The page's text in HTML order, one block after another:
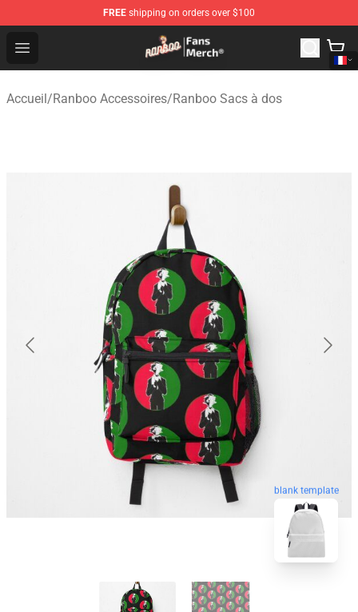
FREE shipping on orders over $100
Open menu
Ranboo Store - Official Ranboo Merchandise Shop
Accueil/Ranboo Accessoires/Ranboo Sacs à dos
blank template